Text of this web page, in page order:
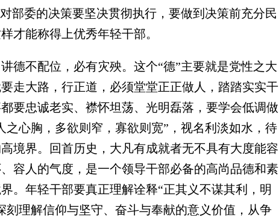
部委的决策要坚决贯彻执行，要做到决策前充分民
才能称得上优秀年轻干部。
不配位，必有灾殃。这个“德”主要就是党性之大
走大路，行正道，必须堂堂正正做人，踏踏实实干
要忠诚老实、襟怀坦荡、光明磊落，要学会低调做
之心胸，多欲则窄，寡欲则宽”，视名利淡如水，待
境界。回首历史，大凡有成就者无不具有大度能容
容人的气度，是一个领导干部必备的高尚品德和素
。年轻干部要真正理解诠释“正其义不谋其利，明
刻理解信仰与坚守、奋斗与奉献的意义价值，从争